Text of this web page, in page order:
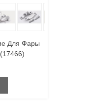
Для Фары